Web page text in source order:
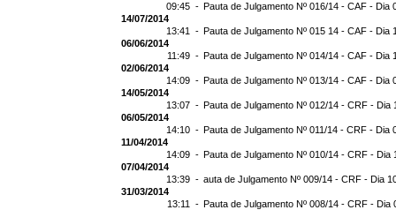
09:45 - Pauta de Julgamento Nº 016/14 - CAF - Dia
14/07/2014
13:41 - Pauta de Julgamento Nº 015 14 - CAF - Dia
06/06/2014
11:49 - Pauta de Julgamento Nº 014/14 - CAF - Dia
02/06/2014
14:09 - Pauta de Julgamento Nº 013/14 - CAF - Dia
14/05/2014
13:07 - Pauta de Julgamento Nº 012/14 - CRF - Dia
06/05/2014
14:10 - Pauta de Julgamento Nº 011/14 - CRF - Dia
11/04/2014
14:09 - Pauta de Julgamento Nº 010/14 - CRF - Dia
07/04/2014
13:39 - auta de Julgamento Nº 009/14 - CRF - Dia
31/03/2014
13:11 - Pauta de Julgamento Nº 008/14 - CRF - Dia